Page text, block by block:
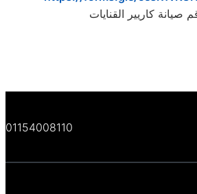
صيانة كاريير القنايات
01154008110